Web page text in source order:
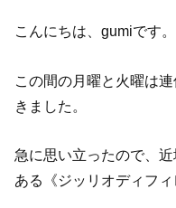
こんにちは、gumiです。
この間の月曜と火曜は
きました。
急に思い立ったので、
ある《ジッリオディフィ